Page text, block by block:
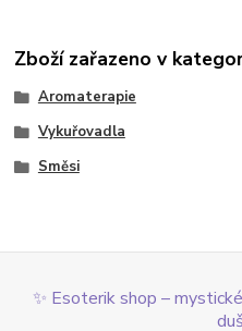
Zboží zařazeno v
Aromaterapie
Vykuřovadla
Směsi
✨ Esoterik shop –